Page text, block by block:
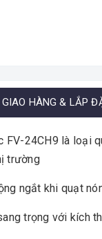
GIAO HÀNG & LẮP
FV-24CH9 là loại
trường
ngắt khi quạt
trọng với kích